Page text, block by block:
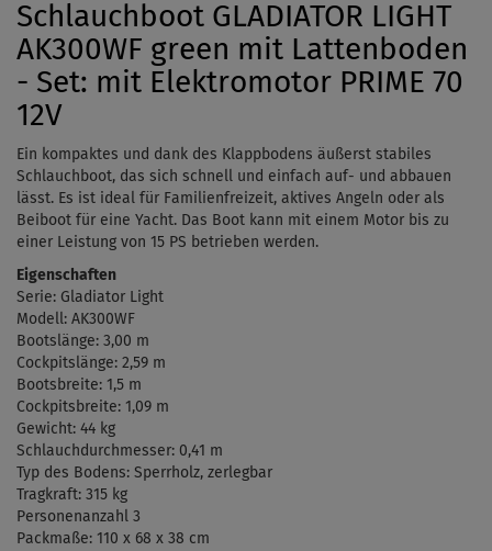
Schlauchboot GLADIATOR LIGHT
AK300WF green mit Lattenboden
- Set: mit Elektromotor PRIME 70
12V
Ein kompaktes und dank des Klappbodens äußerst stabiles
Schlauchboot, das sich schnell und einfach auf- und abbauen
lässt. Es ist ideal für Familienfreizeit, aktives Angeln oder als
Beiboot für eine Yacht. Das Boot kann mit einem Motor bis zu
einer Leistung von 15 PS betrieben werden.
Eigenschaften
Serie: Gladiator Light
Modell: AK300WF
Bootslänge: 3,00 m
Cockpitslänge: 2,59 m
Bootsbreite: 1,5 m
Cockpitsbreite: 1,09 m
Gewicht: 44 kg
Schlauchdurchmesser: 0,41 m
Typ des Bodens: Sperrholz, zerlegbar
Tragkraft: 315 kg
Personenanzahl 3
Packmaße: 110 x 68 x 38 cm